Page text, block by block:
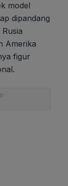
model
dipandang
Amerika
figur